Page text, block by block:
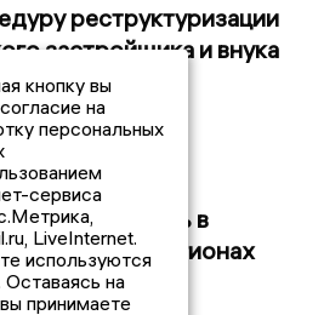
реструктуризации
застройщика и внука
сбили за ночь в
и еще 18 регионах
кнопку вы
на
персональных
сервиса
LiveInternet.
используются
на
принимаете